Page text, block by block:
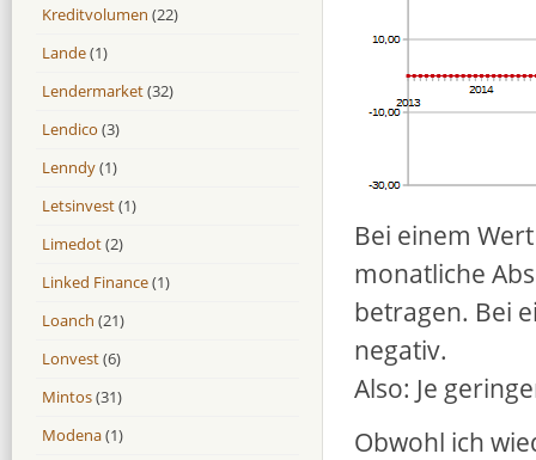
Bei einem
monatliche
betragen. Bei
negativ.
Also: Je
Obwohl ich
Kreditvolumen (22)
Lande(1)
Lendermarket(32)
Lendico (3)
Lenndy(1)
Letsinvest(1)
Limedot(2)
Linked Finance(1)
Loanch (21)
Lonvest(6)
Mintos(31)
Modena(1)